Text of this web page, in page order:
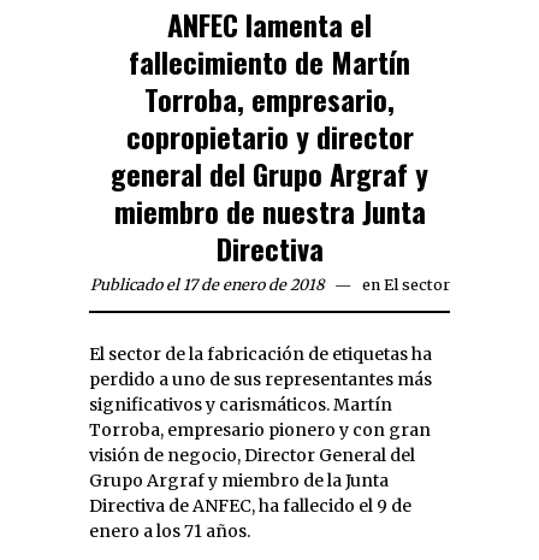
ANFEC lamenta el
fallecimiento de Martín
Torroba, empresario,
copropietario y director
general del Grupo Argraf y
miembro de nuestra Junta
Directiva
Publicado el 17 de enero de 2018 en El sector
El sector de la fabricación de etiquetas ha
perdido a uno de sus representantes más
significativos y carismáticos. Martín
Torroba, empresario pionero y con gran
visión de negocio, Director General del
Grupo Argraf y miembro de la Junta
Directiva de ANFEC, ha fallecido el 9 de
enero a los 71 años.